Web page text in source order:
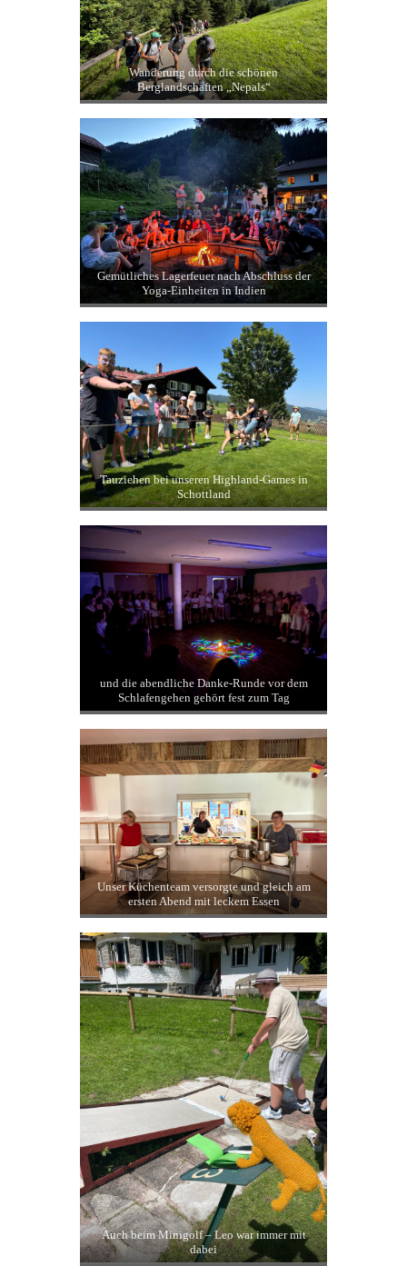
Die Weltkarte leitete uns auf unsere Reise um
die Welt
Zum Beachvolleyball ging es abends mit dem
Bus ims Nachbardorf…
… oder zum Fußball bei Dunkelheit mit
Knicklichtern und leuchtendem Ball
Wanderung durch die schönen
Berglandschaften „Nepals“
Gemütliches Lagerfeuer nach Abschluss der
Yoga-Einheiten in Indien
Tauziehen bei unseren Highland-Games in
Schottland
und die abendliche Danke-Runde vor dem
Schlafengehen gehört fest zum Tag
Unser Küchenteam versorgte und gleich am
ersten Abend mit leckem Essen